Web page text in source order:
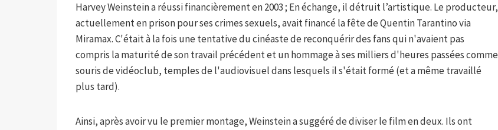
Harvey Weinstein a réussi financièrement en 2003 ; En échange, il détruit l’artistique. Le producteur,
actuellement en prison pour ses crimes sexuels, avait financé la fête de Quentin Tarantino via
Miramax. C'était à la fois une tentative du cinéaste de reconquérir des fans qui n'avaient pas
compris la maturité de son travail précédent et un hommage à ses milliers d'heures passées comme
souris de vidéoclub, temples de l'audiovisuel dans lesquels il s'était formé (et a même travaillé
plus tard).
Ainsi, après avoir vu le premier montage, Weinstein a suggéré de diviser le film en deux. Ils ont